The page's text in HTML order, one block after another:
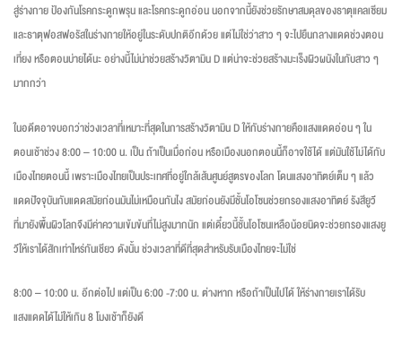
สู่ร่างกาย ป้องกันโรคกระดูกพรุน และโรคกระดูกอ่อน นอกจากนี้ยังช่วยรักษาสมดุลของธาตุแคลเซียม
และธาตุฟอสฟอรัสในร่างกายให้อยู่ในระดับปกติอีกด้วย แต่ไม่ใช่ว่าสาว ๆ จะไปยืนกลางแดดช่วงตอน
เที่ยง หรือตอนบ่ายได้นะ อย่างนี้ไม่น่าช่วยสร้างวิตามิน D แต่น่าจะช่วยสร้างมะเร็งผิวผนังในกับสาว ๆ
มากกว่า
ในอดีตอาจบอกว่าช่วงเวลาที่เหมาะที่สุดในการสร้างวิตามิน D ให้กับร่างกายคือแสงแดดอ่อน ๆ ใน
ตอนเช้าช่วง 8:00 – 10:00 น. เป็น ถ้าเป็นเมื่อก่อน หรือเมืองนอกตอนนี้ก็อาจใช้ได้ แต่มันใช้ไม่ได้กับ
เมืองไทยตอนนี้ เพราะเมืองไทยเป็นประเทศที่อยู่ใกล้เส้นศูนย์สูตรของโลก โดนแสงอาทิตย์เต็ม ๆ แล้ว
แดดปัจจุบันกับแดดสมัยก่อนมันไม่เหมือนกันไง สมัยก่อนยังมีชั้นโอโซนช่วยกรองแสงอาทิตย์ รังสียูวี
ที่มายังพื้นผิวโลกจึงมีค่าความเข้มข้นที่ไม่สูงมากนัก แต่เดี๋ยวนี้ชั้นโอโซนเหลือน้อยนิดจะช่วยกรองแสงยู
วีให้เราได้สักเท่าไหร่กันเชียว ดังนั้น ช่วงเวลาที่ดีที่สุดสำหรับรับเมืองไทยจะไม่ใช่
8:00 – 10:00 น. อีกต่อไป แต่เป็น 6:00 -7:00 น. ต่างหาก หรือถ้าเป็นไปได้ ให้ร่างกายเราได้รับ
แสงแดดได้ไม่ให้เกิน 8 โมงเช้าก็ยังดี